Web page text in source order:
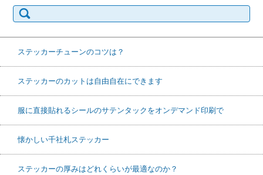
ステッカーチューンのコツは？
ステッカーのカットは自由自在にできます
服に直接貼れるシールのサテンタックをオンデマンド印刷で
懐かしい千社札ステッカー
ステッカーの厚みはどれくらいが最適なのか？